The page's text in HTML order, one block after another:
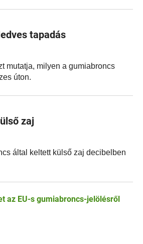
tapadás
mutatja, milyen a gumiabroncs
úton.
zaj
által keltett külső zaj decibelben
az EU-s gumiabroncs-jelölésről